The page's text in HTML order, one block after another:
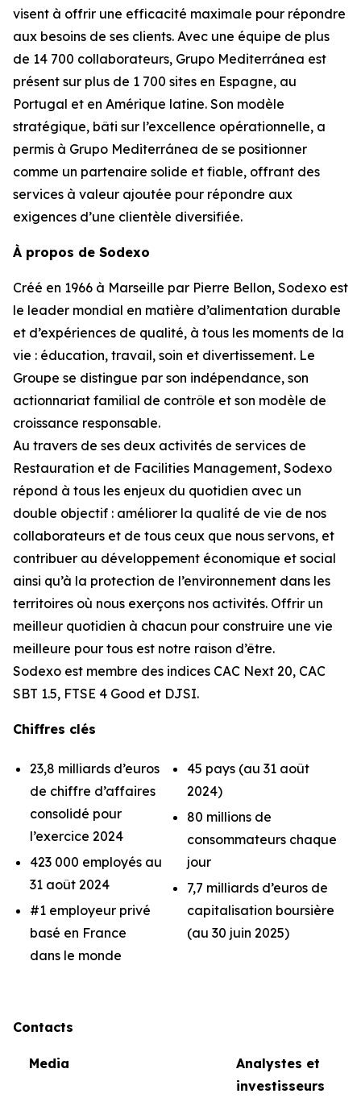
visent à offrir une efficacité maximale pour répondre
aux besoins de ses clients. Avec une équipe de plus
de 14 700 collaborateurs, Grupo Mediterránea est
présent sur plus de 1 700 sites en Espagne, au
Portugal et en Amérique latine. Son modèle
stratégique, bâti sur l’excellence opérationnelle, a
permis à Grupo Mediterránea de se positionner
comme un partenaire solide et fiable, offrant des
services à valeur ajoutée pour répondre aux
exigences d’une clientèle diversifiée.
À propos de Sodexo
Créé en 1966 à Marseille par Pierre Bellon, Sodexo est
le leader mondial en matière d’alimentation durable
et d’expériences de qualité, à tous les moments de la
vie : éducation, travail, soin et divertissement. Le
Groupe se distingue par son indépendance, son
actionnariat familial de contrôle et son modèle de
croissance responsable.
Au travers de ses deux activités de services de
Restauration et de Facilities Management, Sodexo
répond à tous les enjeux du quotidien avec un
double objectif : améliorer la qualité de vie de nos
collaborateurs et de tous ceux que nous servons, et
contribuer au développement économique et social
ainsi qu’à la protection de l’environnement dans les
territoires où nous exerçons nos activités. Offrir un
meilleur quotidien à chacun pour construire une vie
meilleure pour tous est notre raison d’être.
Sodexo est membre des indices CAC Next 20, CAC
SBT 1.5, FTSE 4 Good et DJSI.
Chiffres clés
23,8 milliards d’euros
de chiffre d’affaires
consolidé pour
l’exercice 2024
423 000 employés au
31 août 2024
#1 employeur privé
basé en France
dans le monde
45 pays (au 31 août
2024)
80 millions de
consommateurs chaque
jour
7,7 milliards d’euros de
capitalisation boursière
(au 30 juin 2025)
Contacts
Media
Analystes et
investisseurs